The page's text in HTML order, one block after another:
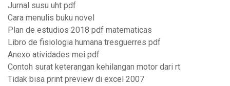
Jurnal susu uht pdf
Cara menulis buku novel
Plan de estudios 2018 pdf matematicas
Libro de fisiologia humana tresguerres pdf
Anexo atividades mei pdf
Contoh surat keterangan kehilangan motor dari rt
Tidak bisa print preview di excel 2007